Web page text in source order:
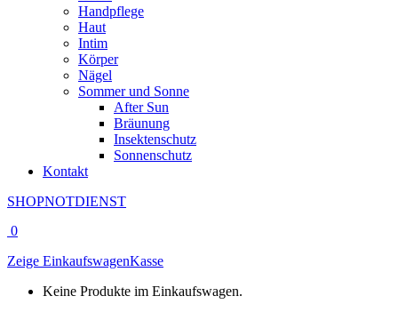
Handpflege
Haut
Intim
Körper
Nägel
Sommer und Sonne
After Sun
Bräunung
Insektenschutz
Sonnenschutz
Kontakt
SHOPNOTDIENST
0
Zeige EinkaufswagenKasse
Keine Produkte im Einkaufswagen.